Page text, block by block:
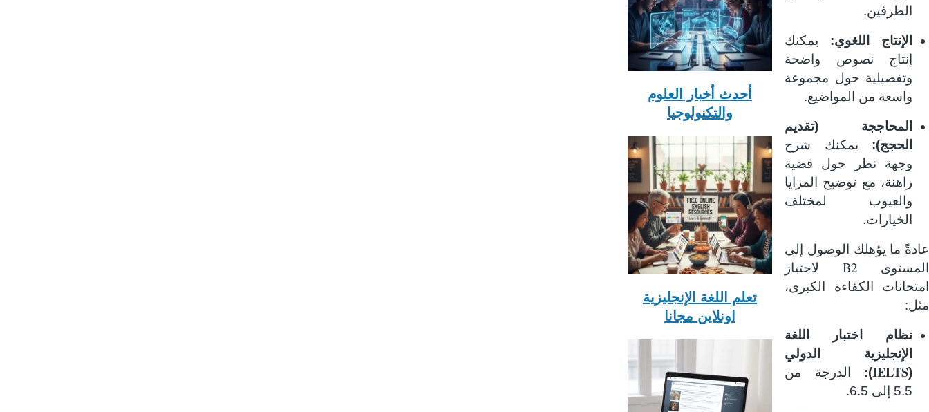
الطرفين.
الإنتاج اللغوي: يمكنك
إنتاج نصوص واضحة
وتفصيلية حول مجموعة
واسعة من المواضيع.
المحاججة (تقديم
الحجج): يمكنك شرح
وجهة نظر حول قضية
راهنة، مع توضيح المزايا
والعيوب لمختلف
الخيارات.
عادةً ما يؤهلك الوصول إلى
المستوى B2لاجتياز
امتحانات الكفاءة الكبرى،
مثل:
نظام اختبار اللغة
الإنجليزية الدولي
(
IELTS
): الدرجة من
5.5 إلى 6.5.
أحدث أخبار العلوم
والتكنولوجيا
تعلم اللغة الإنجليزية
اونلاين مجانا